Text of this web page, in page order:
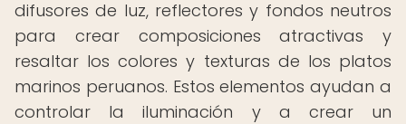
difusores de luz, reflectores y fondos neutros
para crear composiciones atractivas y
resaltar los colores y texturas de los platos
marinos peruanos. Estos elementos ayudan a
controlar la iluminación y a crear un